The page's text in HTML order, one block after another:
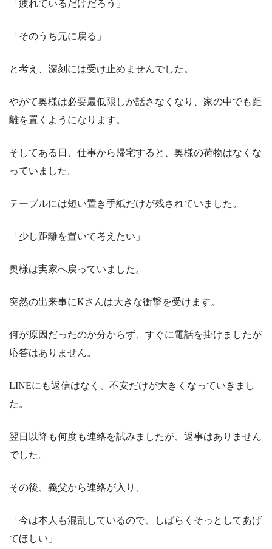
「疲れているだけだろう」
「そのうち元に戻る」
と考え、深刻には受け止めませんでした。
やがて奥様は必要最低限しか話さなくなり、家の中でも距
離を置くようになります。
そしてある日、仕事から帰宅すると、奥様の荷物はなくな
っていました。
テーブルには短い置き手紙だけが残されていました。
「少し距離を置いて考えたい」
奥様は実家へ戻っていました。
突然の出来事にKさんは大きな衝撃を受けます。
何が原因だったのか分からず、すぐに電話を掛けましたが
応答はありません。
LINEにも返信はなく、不安だけが大きくなっていきまし
た。
翌日以降も何度も連絡を試みましたが、返事はありません
でした。
その後、義父から連絡が入り、
「今は本人も混乱しているので、しばらくそっとしてあげ
てほしい」